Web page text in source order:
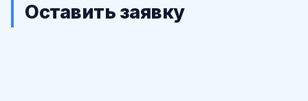
Оставить заявку